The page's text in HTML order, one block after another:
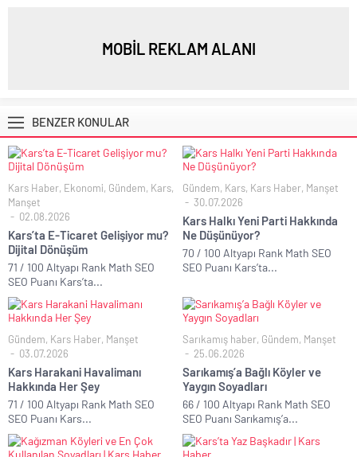
MOBİL REKLAM ALANI
BENZER KONULAR
Kars Haber, Ekonomi, Gündem, Kars,
Manşet
02.08.2026
Kars’ta E-Ticaret Gelişiyor mu?
Dijital Dönüşüm
71 / 100 Altyapı Rank Math SEO
SEO Puanı Kars’ta...
Gündem, Kars, Kars Haber, Manşet
30.07.2026
Kars Halkı Yeni Parti Hakkında
Ne Düşünüyor?
70 / 100 Altyapı Rank Math SEO
SEO Puanı Kars’ta...
Gündem, Kars Haber, Manşet
03.07.2026
Kars Harakani Havalimanı
Hakkında Her Şey
71 / 100 Altyapı Rank Math SEO
SEO Puanı Kars...
Sarıkamış haber, Gündem, Manşet
25.06.2026
Sarıkamış’a Bağlı Köyler ve
Yaygın Soyadları
66 / 100 Altyapı Rank Math SEO
SEO Puanı Sarıkamış’a...